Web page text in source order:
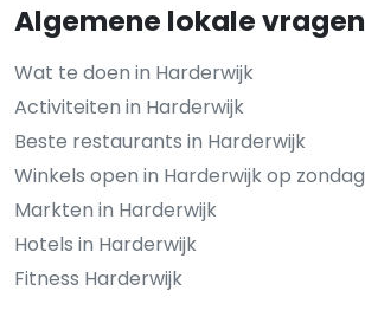
Algemene lokale vragen
Wat te doen in Harderwijk
Activiteiten in Harderwijk
Beste restaurants in Harderwijk
Winkels open in Harderwijk op zondag
Markten in Harderwijk
Hotels in Harderwijk
Fitness Harderwijk